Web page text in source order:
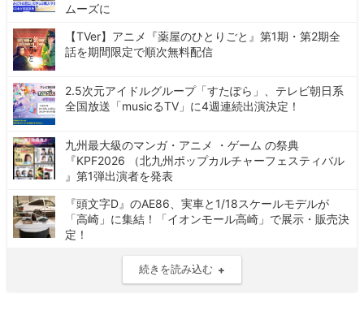
ムーズに
【TVer】アニメ『薬屋のひとりごと』第1期・第2期全
話を期間限定で順次無料配信
2.5次元アイドルグループ「すたぽら」、テレビ朝日系
全国放送「musicるTV」に4週連続出演決定！
九州最大級のマンガ・アニメ ・ゲーム の祭典
『KPF2026 （北九州ポップカルチャーフェスティバル
』第1弾出演者を発表
『頭文字D』のAE86、実車と1/18スケールモデルが
「高崎」に集結！「イオンモール高崎」で展示・販売決
定！
続きを読み込む